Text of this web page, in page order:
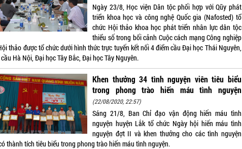
Ngày 23/8, Học viện Dân tộc phối hợp với Qũy phát
triển khoa học và công nghệ Quốc gia (Nafosted) tổ
chức Hội thảo khoa học phát triển nhân lực dân tộc
thiểu số trong bối cảnh Cuộc cách mạng Công nghiệp
thảo được tổ chức dưới hình thức trực tuyến kết nối 4 điểm cầu Đại học Thái Nguyên,
Hà Nội, Đại học Tây Bắc, Đại học Tây Nguyên.
Khen thưởng 34 tình nguyện viên tiêu biểu
trong phong trào hiến máu tình nguyện
(22/08/2020, 22:57)
Sáng 21/8, Ban Chỉ đạo vận động hiến máu tình
nguyện huyện Lắk tổ chức Ngày hội hiến máu tình
nguyện đợt II và khen thưởng cho các tình nguyện
thành tích tiêu biểu trong phong trào hiến máu tình nguyện.